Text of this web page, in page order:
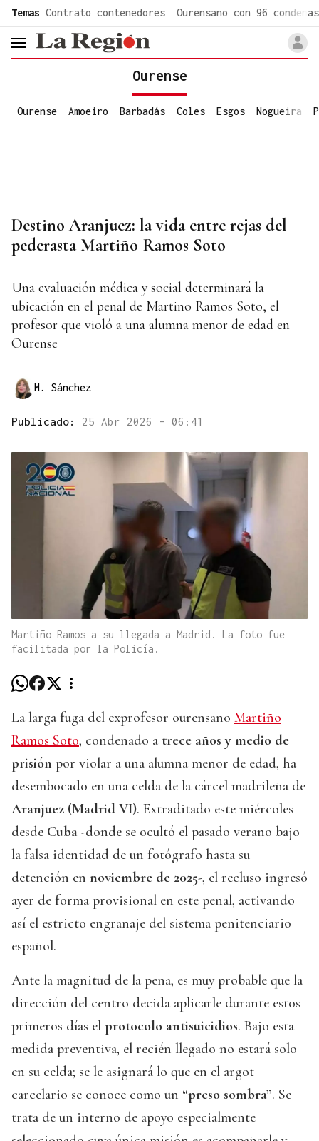
Temas Contrato contenedores Ourensano con 96 condenas
header.menu.open
Ourense
Ourense Amoeiro Barbadás Coles Esgos Nogueira
Destino Aranjuez: la vida entre rejas del
pederasta Martiño Ramos Soto
Una evaluación médica y social determinará la
ubicación en el penal de Martiño Ramos Soto, el
profesor que violó a una alumna menor de edad en
Ourense
M. Sánchez
Publicado: 25 Abr 2026 - 06:41
Martiño Ramos a su llegada a Madrid. La foto fue
facilitada por la Policía.
La larga fuga del exprofesor ourensano Martiño
Ramos Soto, condenado a trece años y medio de
prisión por violar a una alumna menor de edad, ha
desembocado en una celda de la cárcel madrileña de
Aranjuez (Madrid VI). Extraditado este miércoles
desde Cuba -donde se ocultó el pasado verano bajo
la falsa identidad de un fotógrafo hasta su
detención en noviembre de 2025-, el recluso ingresó
ayer de forma provisional en este penal, activando
así el estricto engranaje del sistema penitenciario
español.
Ante la magnitud de la pena, es muy probable que la
dirección del centro decida aplicarle durante estos
primeros días el protocolo antisuicidios. Bajo esta
medida preventiva, el recién llegado no estará solo
en su celda; se le asignará lo que en el argot
carcelario se conoce como un “preso sombra”. Se
trata de un interno de apoyo especialmente